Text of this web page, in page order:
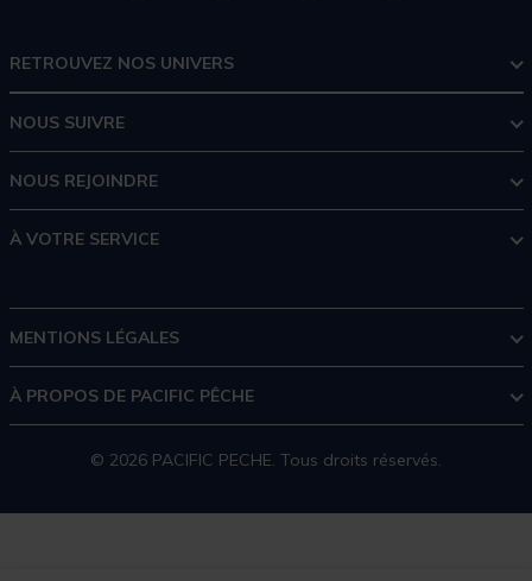
RETROUVEZ NOS UNIVERS
NOUS SUIVRE
NOUS REJOINDRE
À VOTRE SERVICE
MENTIONS LÉGALES
À PROPOS DE PACIFIC PÊCHE
© 2026 PACIFIC PECHE. Tous droits réservés.